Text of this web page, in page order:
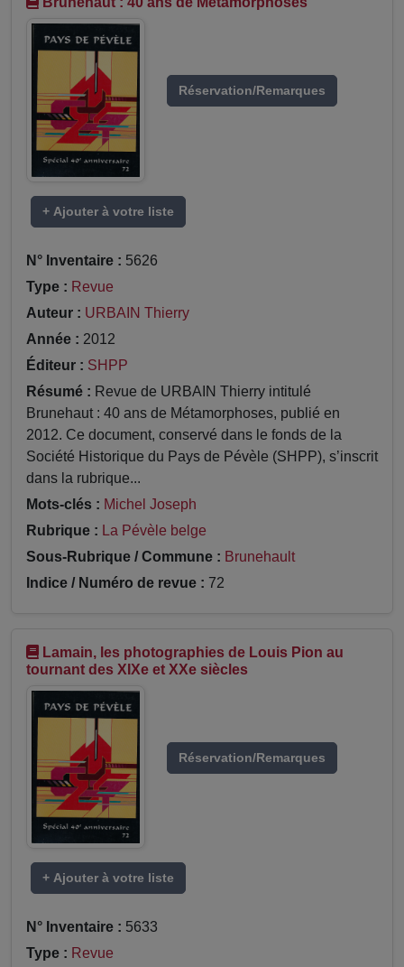
Réservation/Remarques
+ Ajouter à votre liste
N° Inventaire : 5626
Type : Revue
Auteur : URBAIN Thierry
Année : 2012
Éditeur : SHPP
Résumé : Revue de URBAIN Thierry intitulé
Brunehaut : 40 ans de Métamorphoses, publié en
2012. Ce document, conservé dans le fonds de la
Société Historique du Pays de Pévèle (SHPP), s’inscrit
dans la rubrique...
Mots-clés : Michel Joseph
Rubrique : La Pévèle belge
Sous-Rubrique / Commune : Brunehault
Indice / Numéro de revue : 72
Lamain, les photographies de Louis Pion au
tournant des XIXe et XXe siècles
Réservation/Remarques
+ Ajouter à votre liste
N° Inventaire : 5633
Type : Revue